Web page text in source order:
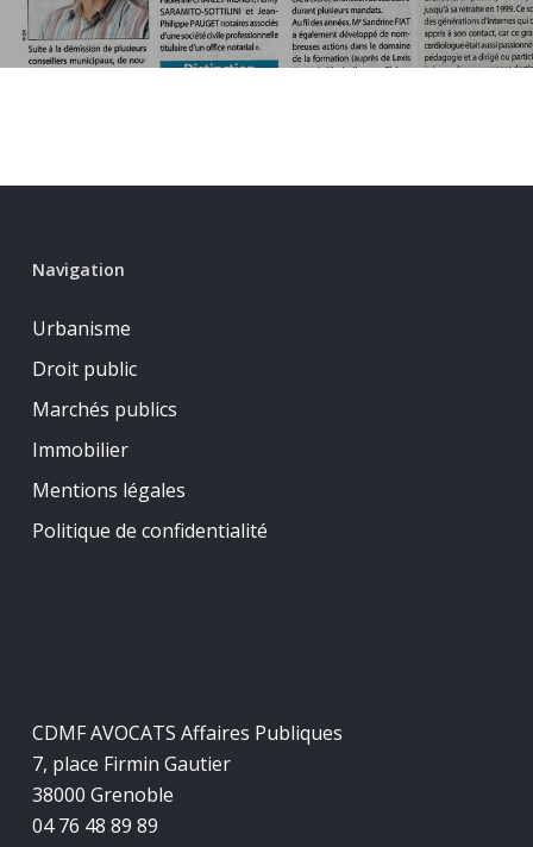
Navigation
Urbanisme
Droit public
Marchés publics
Immobilier
Mentions légales
Politique de confidentialité
CDMF AVOCATS Affaires Publiques
7, place Firmin Gautier
38000 Grenoble
04 76 48 89 89